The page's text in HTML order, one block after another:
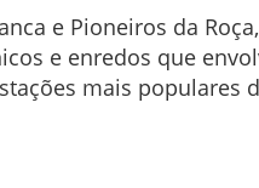
e Pioneiros da
e enredos que
mais populares